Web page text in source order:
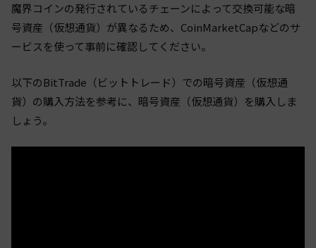
魔界コインの発行されているチェーンによって交換可能な暗
号資産（仮想通貨）が異なるため、CoinMarketCapなどのサ
ービスを使って事前に確認してください。
以下のBitTrade（ビットトレード）での暗号資産（仮想通
貨）の購入方法を参考に、暗号資産（仮想通貨）を購入しま
しょう。